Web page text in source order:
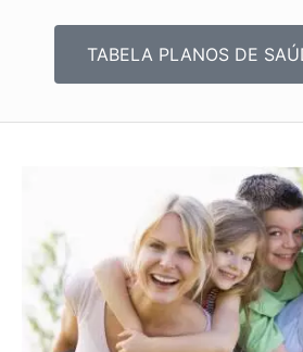
TABELA PLANOS DE